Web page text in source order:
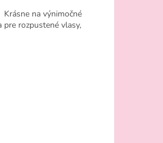
na výnimočné
pre rozpustené vlasy,